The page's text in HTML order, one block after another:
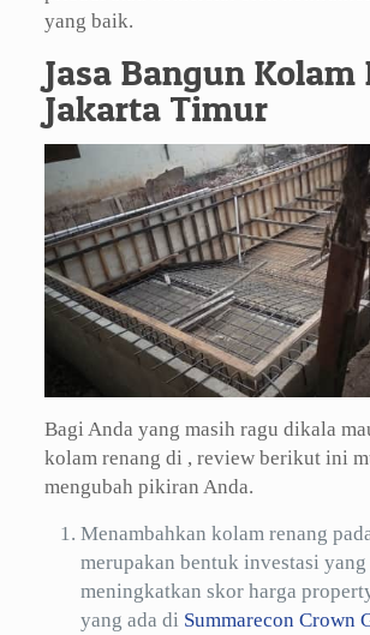
yang baik.
Jasa Bangun Kolam
Jakarta Timur
Bagi Anda yang masih ragu dikala
kolam renang di , review berikut ini
mengubah pikiran Anda.
Menambahkan kolam renang
merupakan bentuk investasi yang
meningkatkan skor harga
yang ada di Summarecon Crown